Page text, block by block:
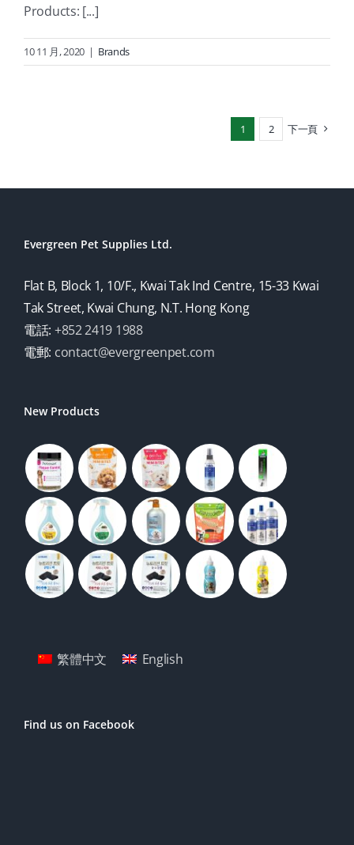
Products: [...]
10 11 月, 2020 | Brands
1 2 下一頁
Evergreen Pet Supplies Ltd.
Flat B, Block 1, 10/F., Kwai Tak Ind Centre, 15-33 Kwai
Tak Street, Kwai Chung, N.T. Hong Kong
電話: +852 2419 1988
電郵: contact@evergreenpet.com
New Products
繁體中文 English
Find us on Facebook